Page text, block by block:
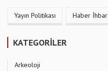
Yayın Politikası Haber İhbar
KATEGORİLER
Arkeoloji